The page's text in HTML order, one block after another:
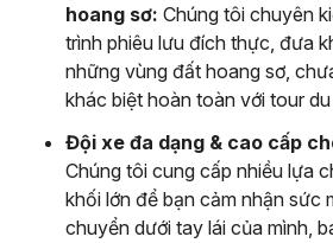
hoang sơ: Chúng tôi chuyên
trình phiêu lưu đích thực, đưa
những vùng đất hoang sơ,
khác biệt hoàn toàn với tour
Đội xe đa dạng & cao cấp
Chúng tôi cung cấp nhiều lựa
khối lớn để bạn cảm nhận sức
chuyển dưới tay lái của mình,